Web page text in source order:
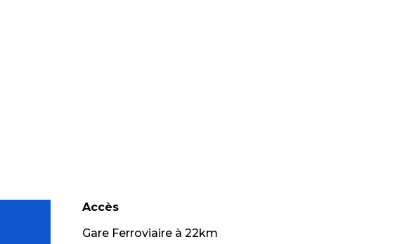
Accès
Accès
Gare Ferroviaire à 22km